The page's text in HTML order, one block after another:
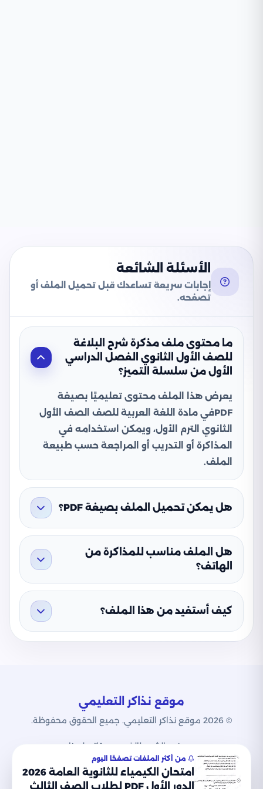
الأسئلة الشائعة
إجابات سريعة تساعدك قبل تحميل الملف أو
تصفحه.
ما محتوى ملف مذكرة شرح البلاغة
للصف الأول الثانوي الفصل الدراسي
الأول من سلسلة التميز؟
يعرض هذا الملف محتوى تعليميًا بصيغة
PDFفي مادة اللغة العربية للصف الصف الأول
الثانوي الترم الأول، ويمكن استخدامه في
المذاكرة أو التدريب أو المراجعة حسب طبيعة
الملف.
هل يمكن تحميل الملف بصيغة PDF؟
هل الملف مناسب للمذاكرة من
الهاتف؟
كيف أستفيد من هذا الملف؟
موقع نذاكر التعليمي
© 2026 موقع نذاكر التعليمي. جميع الحقوق محفوظة.
من نحن الشروطالخصوصيةاتصل بنا
من أكثر الملفات تصفحًا اليوم
امتحان الكيمياء للثانوية العامة 2026
الدور الأول PDF لطلاب الصف الثالث